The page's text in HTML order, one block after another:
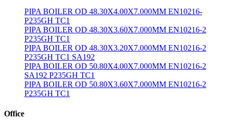
PIPA BOILER OD 48.30X4.00X7.000MM EN10216-
P235GH TC1
PIPA BOILER OD 48.30X3.60X7.000MM EN10216-2
P235GH TC1
PIPA BOILER OD 48.30X3.20X7.000MM EN10216-2
P235GH TC1 SA192
PIPA BOILER OD 50.80X4.00X7.000MM EN10216-2
SA192 P235GH TC1
PIPA BOILER OD 50.80X3.60X7.000MM EN10216-2
P235GH TC1
Office